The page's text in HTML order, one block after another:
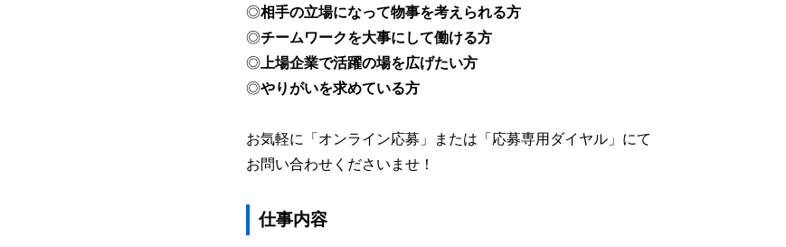
◎相手の立場になって物事を考えられる方
◎チームワークを大事にして働ける方
◎ 上場企業で活躍の場を広げたい方
◎やりがいを求めている方
お気軽に「オンライン応募」または「応募専用ダイヤル」にて
お問い合わせくださいませ！
仕事内容